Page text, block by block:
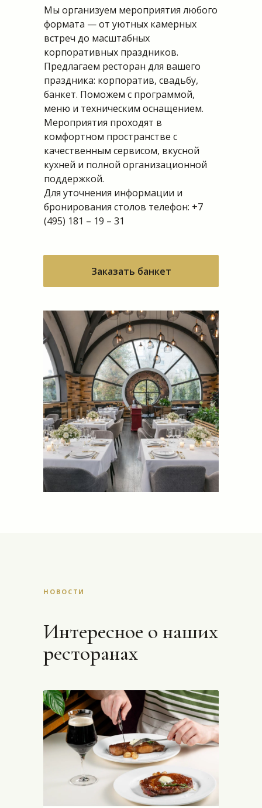
Мы организуем мероприятия любого
формата — от уютных камерных
встреч до масштабных
корпоративных праздников.
Предлагаем ресторан для вашего
праздника: корпоратив, свадьбу,
банкет. Поможем с программой,
меню и техническим оснащением.
Мероприятия проходят в
комфортном пространстве с
качественным сервисом, вкусной
кухней и полной организационной
поддержкой.
Для уточнения информации и
бронирования столов телефон: +7
(495) 181 – 19 – 31
Заказать банкет
НОВОСТИ
Интересное о наших
ресторанах